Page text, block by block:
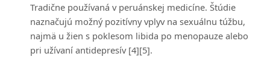
Tradične používaná v peruánskej medicíne. Štúdie
naznačujú možný pozitívny vplyv na sexuálnu túžbu,
najmä u žien s poklesom libida po menopauze alebo
pri užívaní antidepresív [4][5].